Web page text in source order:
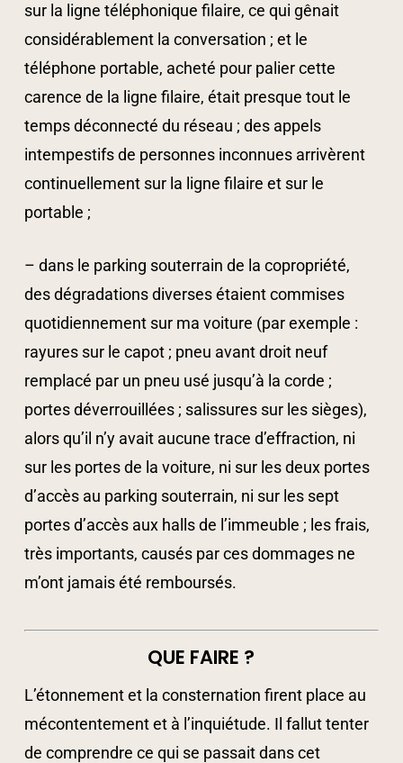
sur la ligne téléphonique filaire, ce qui gênait
considérablement la conversation ; et le
téléphone portable, acheté pour palier cette
carence de la ligne filaire, était presque tout le
temps déconnecté du réseau ; des appels
intempestifs de personnes inconnues arrivèrent
continuellement sur la ligne filaire et sur le
portable ;
– dans le parking souterrain de la copropriété,
des dégradations diverses étaient commises
quotidiennement sur ma voiture (par exemple :
rayures sur le capot ; pneu avant droit neuf
remplacé par un pneu usé jusqu’à la corde ;
portes déverrouillées ; salissures sur les sièges),
alors qu’il n’y avait aucune trace d’effraction, ni
sur les portes de la voiture, ni sur les deux portes
d’accès au parking souterrain, ni sur les sept
portes d’accès aux halls de l’immeuble ; les frais,
très importants, causés par ces dommages ne
m’ont jamais été remboursés.
QUE FAIRE ?
L’étonnement et la consternation firent place au
mécontentement et à l’inquiétude. Il fallut tenter
de comprendre ce qui se passait dans cet